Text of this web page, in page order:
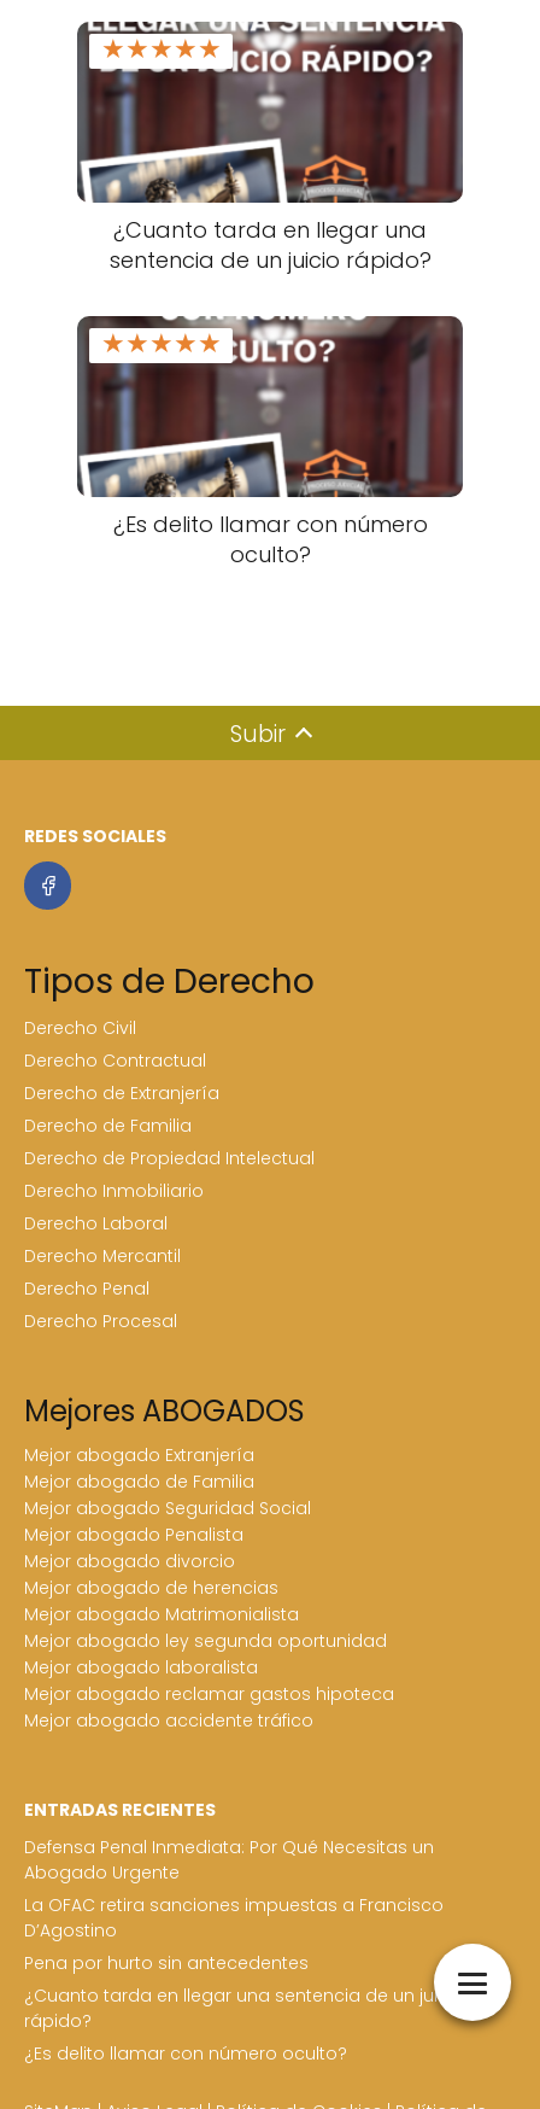
★★★★★
¿Cuanto tarda en llegar una
sentencia de un juicio rápido?
★★★★★
¿Es delito llamar con número
oculto?
Subir
REDES SOCIALES
Tipos de Derecho
Derecho Civil
Derecho Contractual
Derecho de Extranjería
Derecho de Familia
Derecho de Propiedad Intelectual
Derecho Inmobiliario
Derecho Laboral
Derecho Mercantil
Derecho Penal
Derecho Procesal
Mejores ABOGADOS
Mejor abogado Extranjería
Mejor abogado de Familia
Mejor abogado Seguridad Social
Mejor abogado Penalista
Mejor abogado divorcio
Mejor abogado de herencias
Mejor abogado Matrimonialista
Mejor abogado ley segunda oportunidad
Mejor abogado laboralista
Mejor abogado reclamar gastos hipoteca
Mejor abogado accidente tráfico
ENTRADAS RECIENTES
Defensa Penal Inmediata: Por Qué Necesitas un
Abogado Urgente
La OFAC retira sanciones impuestas a Francisco
D’Agostino
Pena por hurto sin antecedentes
¿Cuanto tarda en llegar una sentencia de un juicio
rápido?
¿Es delito llamar con número oculto?